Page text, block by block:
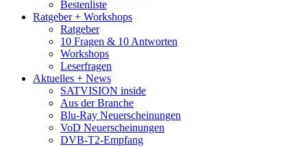
Bestenliste
Ratgeber + Workshops
Ratgeber
10 Fragen & 10 Antworten
Workshops
Leserfragen
Aktuelles + News
SATVISION inside
Aus der Branche
Blu-Ray Neuerscheinungen
VoD Neuerscheinungen
DVB-T2-Empfang